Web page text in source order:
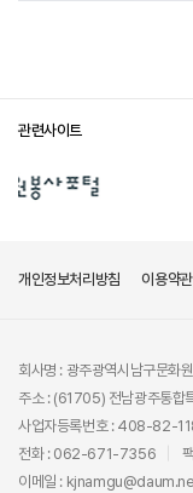
관련사이트
개인정보처리방침 이용약관
회사명 : 광주광역시남구문화원
주소 : (61705) 전남광주통합
사업자등록번호 : 408-82-
전화 : 062-671-7356
이메일 :